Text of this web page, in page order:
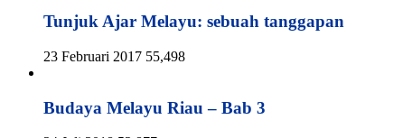
Tunjuk Ajar Melayu: sebuah tanggapan
23 Februari 2017 55,498
Budaya Melayu Riau – Bab 3